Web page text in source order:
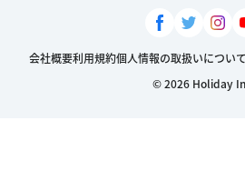
会社概要利用規約個人情報の取扱いについて
© 2026 Holiday